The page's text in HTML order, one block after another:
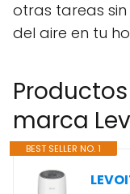
otras tareas
del aire en tu
marca
BEST SELLER NO. 1